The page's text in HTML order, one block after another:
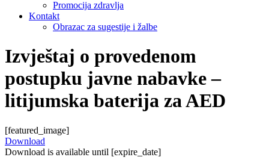
Promocija zdravlja
Kontakt
Obrazac za sugestije i žalbe
Izvještaj o provedenom
postupku javne nabavke –
litijumska baterija za AED
[featured_image]
Download
Download is available until [expire_date]